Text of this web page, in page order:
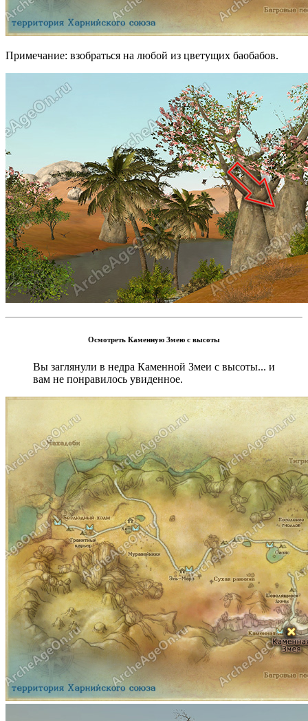
Примечание: взобраться на любой из цветущих баобабов.
Осмотреть Каменную Змею с высоты
Вы заглянули в недра Каменной Змеи с высоты... и
вам не понравилось увиденное.